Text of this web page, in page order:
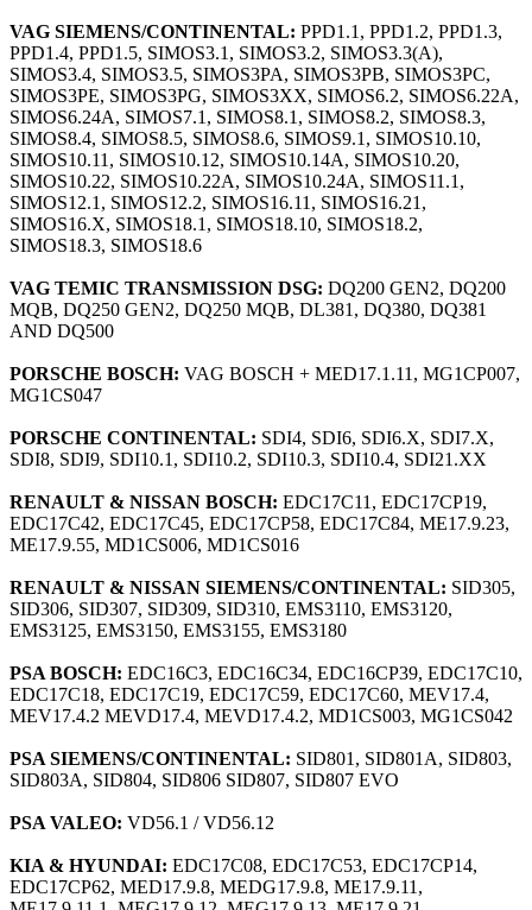
VAG SIEMENS/CONTINENTAL: PPD1.1, PPD1.2, PPD1.3,
PPD1.4, PPD1.5, SIMOS3.1, SIMOS3.2, SIMOS3.3(A),
SIMOS3.4, SIMOS3.5, SIMOS3PA, SIMOS3PB, SIMOS3PC,
SIMOS3PE, SIMOS3PG, SIMOS3XX, SIMOS6.2, SIMOS6.22A,
SIMOS6.24A, SIMOS7.1, SIMOS8.1, SIMOS8.2, SIMOS8.3,
SIMOS8.4, SIMOS8.5, SIMOS8.6, SIMOS9.1, SIMOS10.10,
SIMOS10.11, SIMOS10.12, SIMOS10.14A, SIMOS10.20,
SIMOS10.22, SIMOS10.22A, SIMOS10.24A, SIMOS11.1,
SIMOS12.1, SIMOS12.2, SIMOS16.11, SIMOS16.21,
SIMOS16.X, SIMOS18.1, SIMOS18.10, SIMOS18.2,
SIMOS18.3, SIMOS18.6
VAG TEMIC TRANSMISSION DSG: DQ200 GEN2, DQ200
MQB, DQ250 GEN2, DQ250 MQB, DL381, DQ380, DQ381
AND DQ500
PORSCHE BOSCH: VAG BOSCH + MED17.1.11, MG1CP007,
MG1CS047
PORSCHE CONTINENTAL: SDI4, SDI6, SDI6.X, SDI7.X,
SDI8, SDI9, SDI10.1, SDI10.2, SDI10.3, SDI10.4, SDI21.XX
RENAULT & NISSAN BOSCH: EDC17C11, EDC17CP19,
EDC17C42, EDC17C45, EDC17CP58, EDC17C84, ME17.9.23,
ME17.9.55, MD1CS006, MD1CS016
RENAULT & NISSAN SIEMENS/CONTINENTAL: SID305,
SID306, SID307, SID309, SID310, EMS3110, EMS3120,
EMS3125, EMS3150, EMS3155, EMS3180
PSA BOSCH: EDC16C3, EDC16C34, EDC16CP39, EDC17C10,
EDC17C18, EDC17C19, EDC17C59, EDC17C60, MEV17.4,
MEV17.4.2 MEVD17.4, MEVD17.4.2, MD1CS003, MG1CS042
PSA SIEMENS/CONTINENTAL: SID801, SID801A, SID803,
SID803A, SID804, SID806 SID807, SID807 EVO
PSA VALEO: VD56.1 / VD56.12
KIA & HYUNDAI: EDC17C08, EDC17C53, EDC17CP14,
EDC17CP62, MED17.9.8, MEDG17.9.8, ME17.9.11,